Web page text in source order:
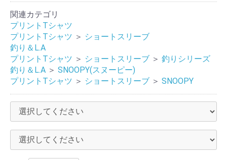
関連カテゴリ
プリントTシャツ
プリントTシャツ ＞ ショートスリーブ
釣り＆L.A
プリントTシャツ ＞ ショートスリーブ ＞ 釣りシリーズ
釣り＆L.A ＞ SNOOPY(スヌーピー)
プリントTシャツ ＞ ショートスリーブ ＞ SNOOPY